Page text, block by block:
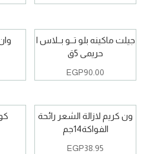
جيلت ماكينه بلو تــو بــلاس ا
حريمى 5ق
EGP90.00
ون كريم لازالة الشعر رائحة
الفواكة14جم
EGP38.95